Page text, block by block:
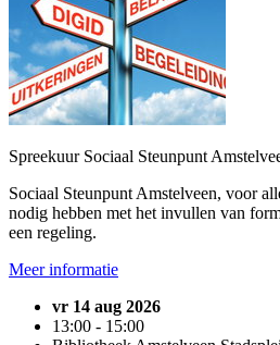
Spreekuur Sociaal Steunpunt
Sociaal Steunpunt Amstelveen, voor
nodig hebben met het invullen van
een regeling.
Meer informatie
vr 14 aug 2026
13:00 - 15:00